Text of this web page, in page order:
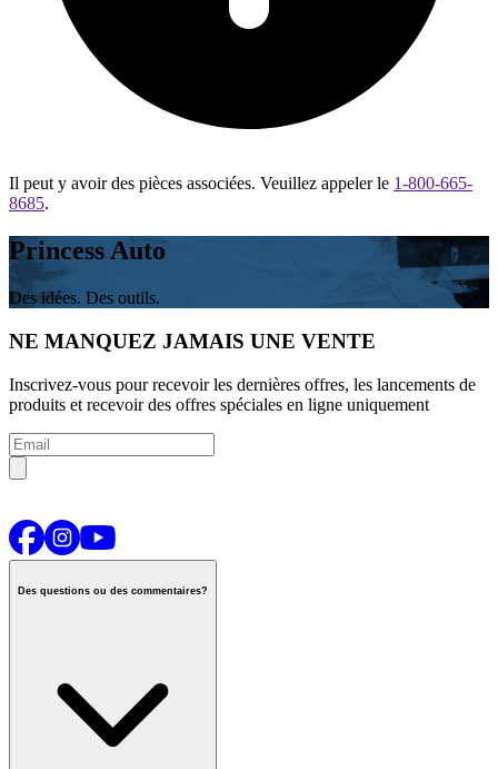
Il peut y avoir des pièces associées. Veuillez appeler le 1-800-665-
8685.
Princess Auto
Des idées. Des outils.
NE MANQUEZ JAMAIS UNE VENTE
Inscrivez-vous pour recevoir les dernières offres, les lancements de
produits et recevoir des offres spéciales en ligne uniquement
Des questions ou des commentaires?